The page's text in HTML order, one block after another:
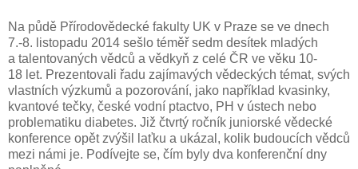
Na půdě Přírodovědecké fakulty UK v Praze se ve dnech
7.-8. listopadu 2014 sešlo téměř sedm desítek mladých
a talentovaných vědců a vědkyň z celé ČR ve věku 10-
18 let. Prezentovali řadu zajímavých vědeckých témat, svých
vlastních výzkumů a pozorování, jako například kvasinky,
kvantové tečky, české vodní ptactvo, PH v ústech nebo
problematiku diabetes. Již čtvrtý ročník juniorské vědecké
konference opět zvýšil laťku a ukázal, kolik budoucích vědců
mezi námi je. Podívejte se, čím byly dva konferenční dny